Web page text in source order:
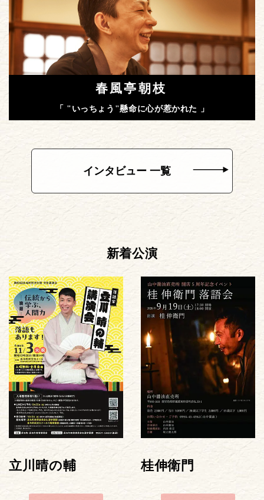
春風亭朝枝
「 "いっちょう"懸命に心が惹かれた 」
インタビュー 一覧
新着公演
立川晴の輔 桂伸衛門